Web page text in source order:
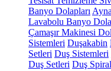
Banyo Dolapları
Lavabolu Banyo
Çamaşır Makinesi
Sistemleri Duşakabin
Setleri Duş Sistemleri
Duş Setleri Duş